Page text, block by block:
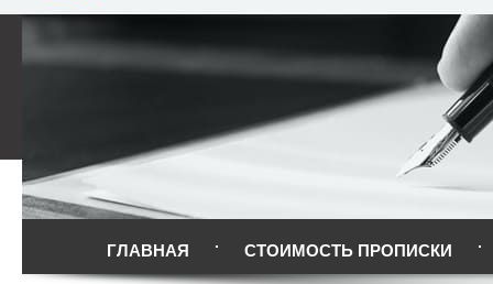
ГЛАВНАЯ СТОИМОСТЬ ПРОПИСКИ